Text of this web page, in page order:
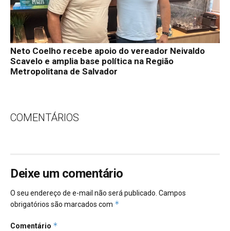
Neto Coelho recebe apoio do vereador Neivaldo
Scavelo e amplia base política na Região
Metropolitana de Salvador
COMENTÁRIOS
Deixe um comentário
O seu endereço de e-mail não será publicado. Campos
obrigatórios são marcados com *
Comentário *